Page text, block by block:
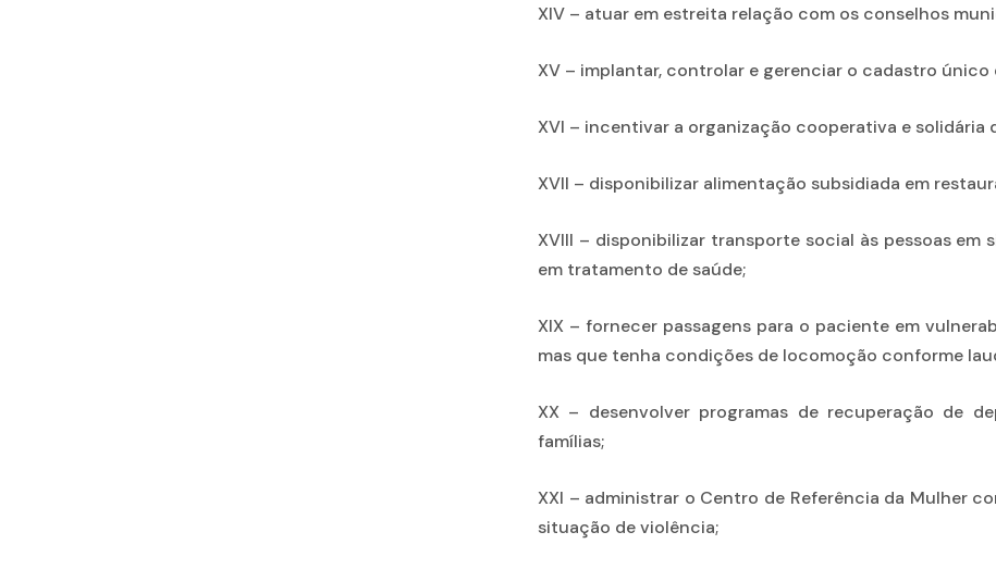
XIV – atuar em estreita relação com os conselhos
XV – implantar, controlar e gerenciar o cadastro
XVI – incentivar a organização cooperativa e solidária
XVII – disponibilizar alimentação subsidiada em
XVIII – disponibilizar transporte social às pessoas
em tratamento de saúde;
XIX – fornecer passagens para o paciente em
mas que tenha condições de locomoção conforme
XX – desenvolver programas de recuperação de
famílias;
XXI – administrar o Centro de Referência da Mulher
situação de violência;